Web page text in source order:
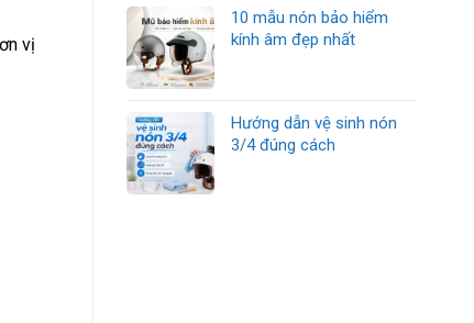
vị
10 mẫu nón bảo hiểm
kính âm đẹp nhất
Hướng dẫn vệ sinh nón
3/4 đúng cách